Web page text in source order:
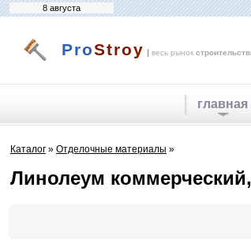
8 августа
ProStroy | весь рынок
главная
Каталог » Отделочные материалы »
Линолеум